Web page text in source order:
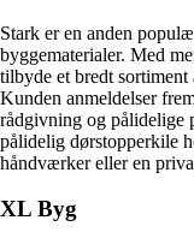
Stark er en anden
byggematerialer. Med
tilbyde et bredt
Kunden anmeldelser
rådgivning og pålidelige
pålidelig dørstopperkile
håndværker eller en
XL Byg